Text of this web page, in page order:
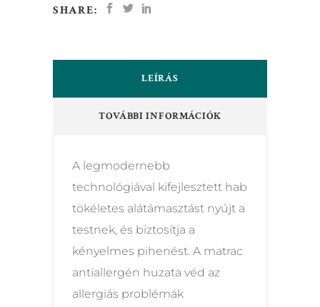
SHARE:
LEÍRÁS
TOVÁBBI INFORMÁCIÓK
A legmodernebb
technológiával kifejlesztett hab
tökéletes alátámasztást nyújt a
testnek, és biztosítja a
kényelmes pihenést. A matrac
antiallergén huzata véd az
allergiás problémák